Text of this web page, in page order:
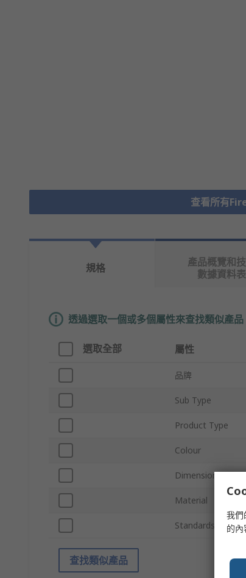
查看所有
規格
產品概覽和
數據資料表
透過選取一個或多個屬性來查找類似產品
選取全部 屬性
品牌
Sub Type
Product Type
Colour
Dimensions
Material
Standards/
查找類似產品
我們
的